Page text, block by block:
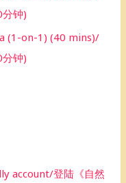
钟)
(1-on-1) (40 mins)/
钟)
account/登陆《自然